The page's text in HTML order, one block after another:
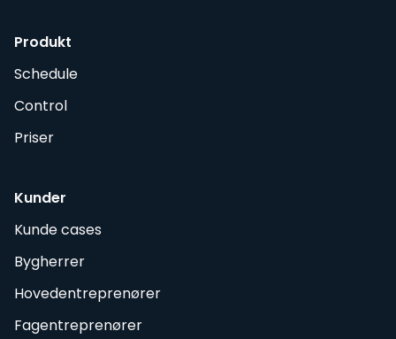
Produkt
Schedule
Control
Priser
Kunder
Kunde cases
Bygherrer
Hovedentreprenører
Fagentreprenører